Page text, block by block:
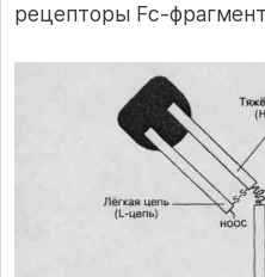
рецепторы Fс-